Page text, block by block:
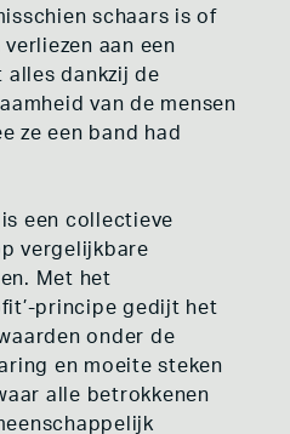
schaars is of
aan een
alles dankzij de
van de mensen
ze een band had
een collectieve
vergelijkbare
Met het
principe gedijt het
onder de
en moeite steken
alle betrokkenen